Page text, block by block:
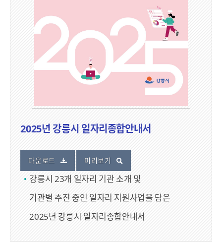
2025년 강릉시 일자리종합안내서
다운로드 미리보기
강릉시 23개 일자리 기관 소개 및
기관별 추진 중인 일자리 지원사업을 담은
2025년 강릉시 일자리종합안내서